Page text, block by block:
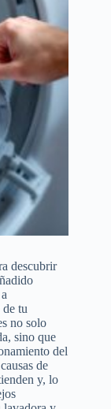
descubrir
tu
no solo
sino que
del
de
y, lo